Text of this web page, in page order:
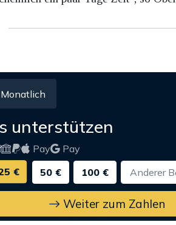
unterstützen
Pay
Pay
€ 50 € 100 €
Weiter zum Zahlen